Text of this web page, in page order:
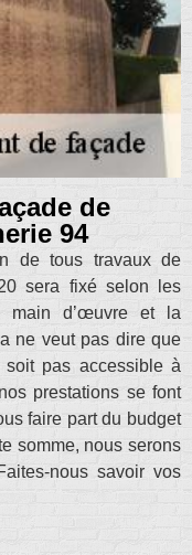
de
94
de tous travaux de
sera fixé selon les
main d’œuvre et la
ne veut pas dire que
pas accessible à
prestations se font
faire part du budget
somme, nous serons
nous savoir vos